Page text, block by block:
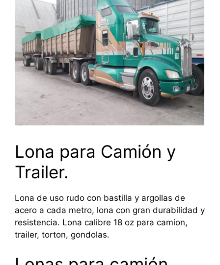
Lona para Camión y
Trailer.
Lona de uso rudo con bastilla y argollas de
acero a cada metro, lona con gran durabilidad y
resistencia. Lona calibre 18 oz para camion,
trailer, torton, gondolas.